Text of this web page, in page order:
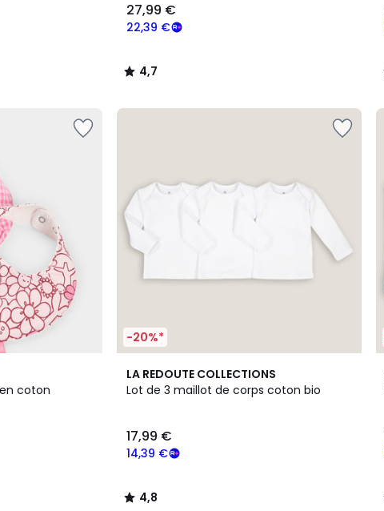
22,39 €
27,99 €
4,7
/
coton
-20%*
LA REDOUTE COLLECTIONS
Lot de 3 maillot de corps coton bio
14,39 €
17,99 €
4,8
/ 5
4,8
/